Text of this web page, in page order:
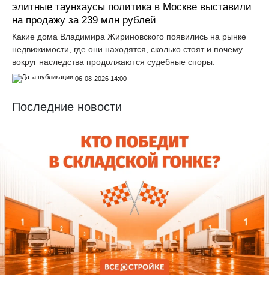
элитные таунхаусы политика в Москве выставили
на продажу за 239 млн рублей
Какие дома Владимира Жириновского появились на рынке
недвижимости, где они находятся, сколько стоят и почему
вокруг наследства продолжаются судебные споры.
06-08-2026 14:00
Последние новости